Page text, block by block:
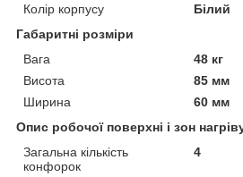
Колір корпусу
Білий
Габаритні розміри
Вага
48 кг
Висота
85 мм
Ширина
60 мм
Опис робочої поверхні і зон
Загальна кількість
конфорок
4